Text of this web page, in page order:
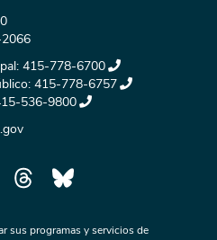
415-778-6700
415-778-6757
536-9800
sus programas y servicios de